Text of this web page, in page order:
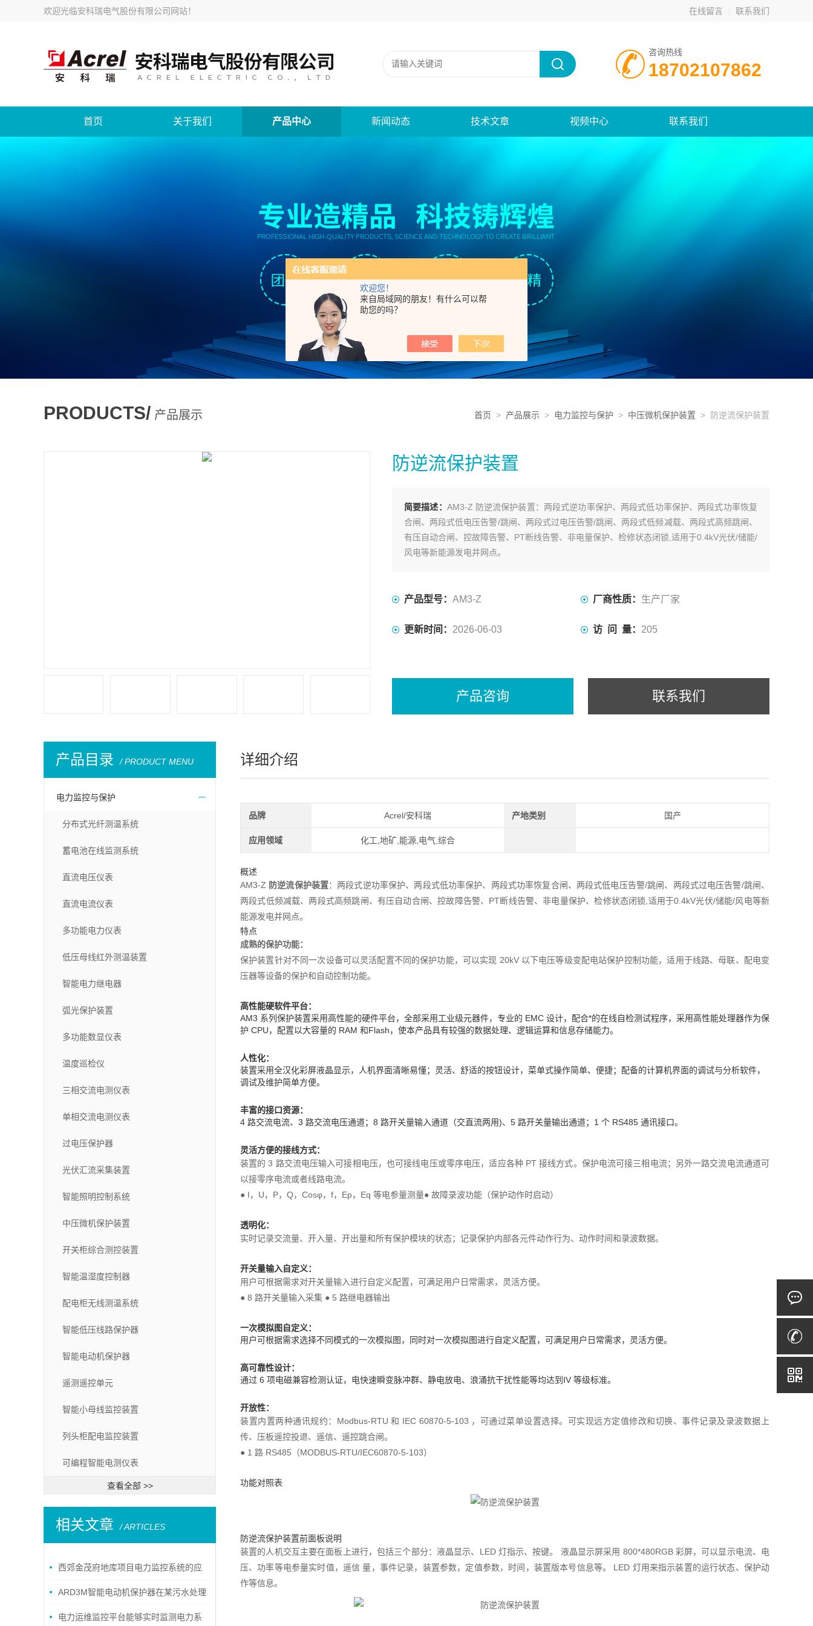
欢迎您！
来自局域网的朋友！有什么可以帮
助您的吗？
欢迎光临安科瑞电气股份有限公司网站！ 在线留言 联系我们
咨询热线
18702107862
首页 关于我们 产品中心 新闻动态 技术文章 视频中心 联系我们
PRODUCTS/ 产品展示 首页 > 产品展示 > 电力监控与保护 > 中压微机保护装置 > 防逆流保护装置
防逆流保护装置
简要描述： AM3-Z 防逆流保护装置：两段式逆功率保护、两段式低功率保护、两段式功率恢复
合闸、两段式低电压告警/跳闸、两段式过电压告警/跳闸、两段式低频减载、两段式高频跳闸、
有压自动合闸、控故障告警、PT断线告警、非电量保护、检修状态闭锁,适用于0.4kV光伏/储能/
风电等新能源发电并网点。
产品型号： AM3-Z 厂商性质： 生产厂家
更新时间： 2026-06-03 访 问 量： 205
产品咨询 联系我们
产品目录 / PRODUCT MENU
电力监控与保护
分布式光纤测温系统
蓄电池在线监测系统
直流电压仪表
直流电流仪表
多功能电力仪表
低压母线红外测温装置
智能电力继电器
弧光保护装置
多功能数显仪表
温度巡检仪
三相交流电测仪表
单相交流电测仪表
过电压保护器
光伏汇流采集装置
智能照明控制系统
中压微机保护装置
开关柜综合测控装置
智能温湿度控制器
配电柜无线测温系统
智能低压线路保护器
智能电动机保护器
遥测遥控单元
智能小母线监控装置
列头柜配电监控装置
可编程智能电测仪表
查看全部 >>
相关文章 / ARTICLES
西郊金茂府地库项目电力监控系统的应
用 ARD3M智能电动机保护器在某污水处理
厂的应用
电力运维监控平台能够实时监测电力系
详细介绍
品牌 Acrel/安科瑞 产地类别 国产
应用领域 化工,地矿,能源,电气,综合
概述
AM3-Z 防逆流保护装置：两段式逆功率保护、两段式低功率保护、两段式功率恢复合闸、两段式低电压告警/跳闸、两段式过电压告警/跳闸、
两段式低频减载、两段式高频跳闸、有压自动合闸、控故障告警、PT断线告警、非电量保护、检修状态闭锁,适用于0.4kV光伏/储能/风电等新
能源发电并网点。
特点
成熟的保护功能：
保护装置针对不同一次设备可以灵活配置不同的保护功能，可以实现 20kV 以下电压等级变配电站保护控制功能，适用于线路、母联、配电变
压器等设备的保护和自动控制功能。
高性能硬软件平台：
AM3 系列保护装置采用高性能的硬件平台，全部采用工业级元器件，专业的 EMC 设计，配合*的在线自检测试程序，采用高性能处理器作为保
护 CPU，配置以大容量的 RAM 和Flash，使本产品具有较强的数据处理、逻辑运算和信息存储能力。
人性化：
装置采用全汉化彩屏液晶显示，人机界面清晰易懂；灵活、舒适的按钮设计，菜单式操作简单、便捷；配备的计算机界面的调试与分析软件，
调试及维护简单方便。
丰富的接口资源：
4 路交流电流、3 路交流电压通道；8 路开关量输入通道（交直流两用)、5 路开关量输出通道；1 个 RS485 通讯接口。
灵活方便的接线方式：
装置的 3 路交流电压输入可接相电压，也可接线电压或零序电压，适应各种 PT 接线方式。保护电流可接三相电流；另外一路交流电流通道可
以接零序电流或者线路电流。
● I，U，P，Q，Cosφ，f，Ep，Eq 等电参量测量● 故障录波功能（保护动作时启动）
透明化：
实时记录交流量、开入量、开出量和所有保护模块的状态；记录保护内部各元件动作行为、动作时间和录波数据。
开关量输入自定义：
用户可根据需求对开关量输入进行自定义配置，可满足用户日常需求，灵活方便。
● 8 路开关量输入采集 ● 5 路继电器输出
一次模拟图自定义：
用户可根据需求选择不同模式的一次模拟图，同时对一次模拟图进行自定义配置，可满足用户日常需求，灵活方便。
高可靠性设计：
通过 6 项电磁兼容检测认证，电快速瞬变脉冲群、静电放电、浪涌抗干扰性能等均达到IV 等级标准。
开放性：
装置内置两种通讯规约：Modbus-RTU 和 IEC 60870-5-103 ，可通过菜单设置选择。可实现远方定值修改和切换、事件记录及录波数据上
传、压板遥控投退、遥信、遥控跳合闸。
● 1 路 RS485（MODBUS-RTU/IEC60870-5-103）
功能对照表
防逆流保护装置前面板说明
装置的人机交互主要在面板上进行，包括三个部分：液晶显示、LED 灯指示、按键。 液晶显示屏采用 800*480RGB 彩屏，可以显示电流、电
压、功率等电参量实时值，遥信量，事件记录，装置参数，定值参数，时间，装置版本号信息等。 LED 灯用来指示装置的运行状态、保护动
作等信息。